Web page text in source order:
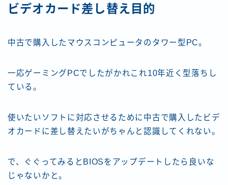
ビデオカード差し替え目的
中古で購入したマウスコンピュータのタワー型PC。
一応ゲーミングPCでしたがかれこれ10年近く型落ちし
ている。
使いたいソフトに対応させるために中古で購入したビデ
オカードに差し替えたいがちゃんと認識してくれない。
で、ぐぐってみるとBIOSをアップデートしたら良いな
じゃないかと。